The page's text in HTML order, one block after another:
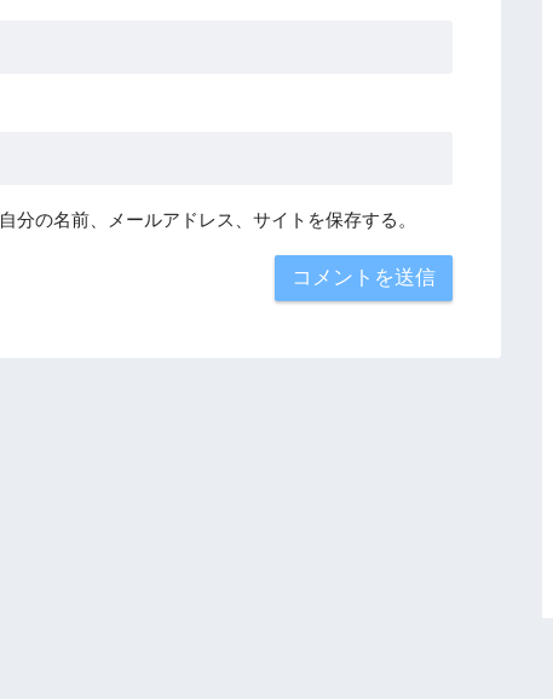
の名前、メールアドレス、サイトを保存する。